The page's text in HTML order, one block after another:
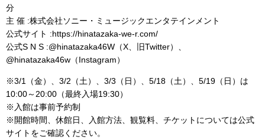
分
主 催 :株式会社ソニー・ミュージックエンタテインメント
公式サイト :https://hinatazaka-we-r.com/
公式S N S :@hinatazaka46W（X、旧Twitter）、
@hinatazaka46w（Instagram）
※3/1（金）、3/2（土）、3/3（日）、5/18（土）、5/19（日）は
10:00～20:00（最終入場19:30）
※入館は事前予約制
※開館時間、休館日、入館方法、観覧料、チケットについては公式
サイトをご確認ください。